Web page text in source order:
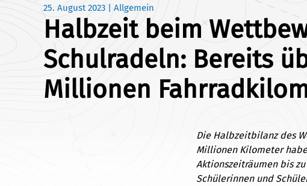
25. August 2023 | Allgemein
Halbzeit beim
Schulradeln: Bereits
Millionen
Die Halbzeitbilanz des
Millionen Kilometer
Aktionszeiträumen bis
Schülerinnen und